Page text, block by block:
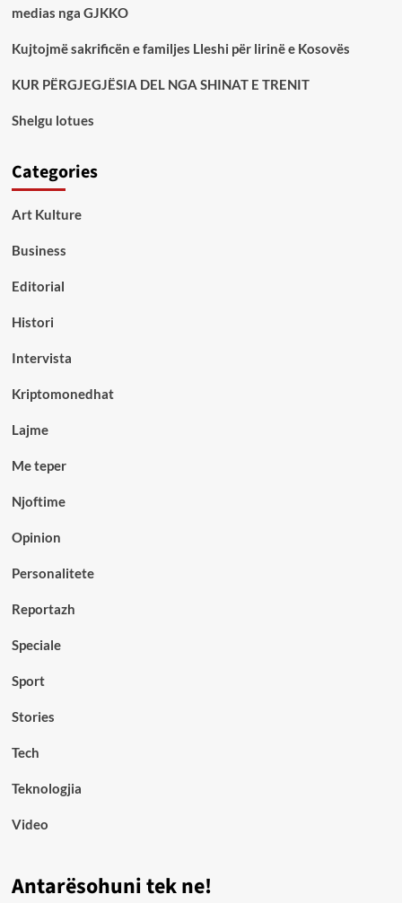
medias nga GJKKO
Kujtojmë sakrificën e familjes Lleshi për lirinë e Kosovës
KUR PËRGJEGJËSIA DEL NGA SHINAT E TRENIT
Shelgu lotues
Categories
Art Kulture
Business
Editorial
Histori
Intervista
Kriptomonedhat
Lajme
Me teper
Njoftime
Opinion
Personalitete
Reportazh
Speciale
Sport
Stories
Tech
Teknologjia
Video
Antarësohuni tek ne!